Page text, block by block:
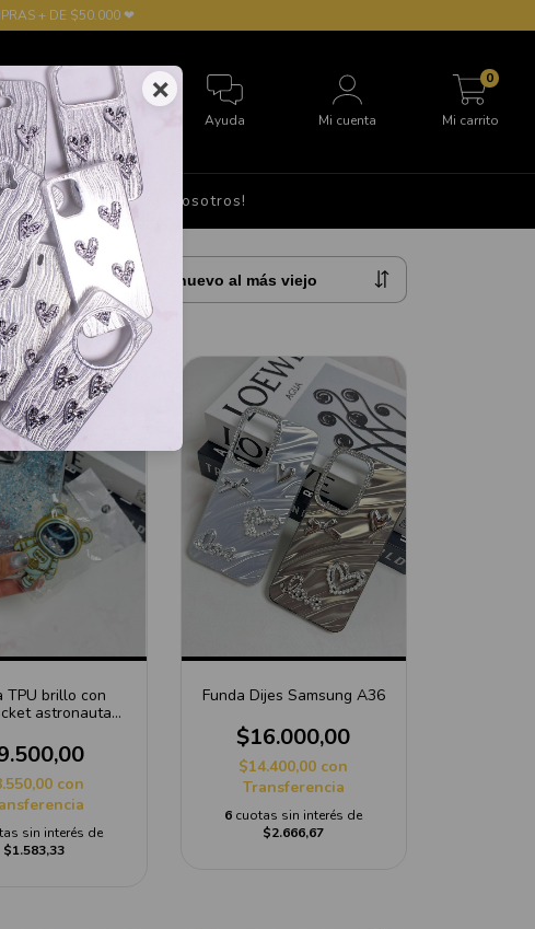
+ DE $50.000 ❤
Ayuda Mi cuenta Mi carrito
0
Hablá con nosotros!
TPU brillo con
astronauta
con
sin interés de
$1.583,33
Funda Dijes Samsung A36
$16.000,00
$14.400,00 con
Transferencia
6 cuotas sin interés de
$2.666,67
×